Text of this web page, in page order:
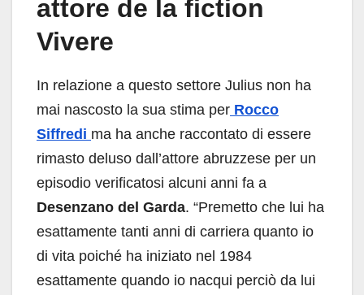
attore de la fiction
Vivere
In relazione a questo settore Julius non ha
mai nascosto la sua stima per Rocco
Siffredi ma ha anche raccontato di essere
rimasto deluso dall’attore abruzzese per un
episodio verificatosi alcuni anni fa a
Desenzano del Garda. “Premetto che lui ha
esattamente tanti anni di carriera quanto io
di vita poiché ha iniziato nel 1984
esattamente quando io nacqui perciò da lui